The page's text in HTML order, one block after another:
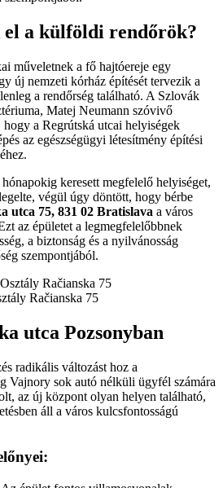
a külföldi rendőrök?
műveletnek a fő hajtóereje egy
új nemzeti kórház építését tervezik a
a rendőrség található. A Szlovák
Matej Neumann szóvivő
hogy a Regrútská utcai helyiségek
az egészségügyi létesítmény építési
keresett megfelelő helyiséget,
végül úgy döntött, hogy bérbe
utca 75, 831 02 Bratislava a város
az épületet a legmegfelelőbbnek
a biztonság és a nyilvánosság
szempontjából.
Račianska 75
utca Pozsonyban
radikális változást hoz a
Vajnory sok autó nélküli ügyfél számára
az új központ olyan helyen található,
áll a város kulcsfontosságú